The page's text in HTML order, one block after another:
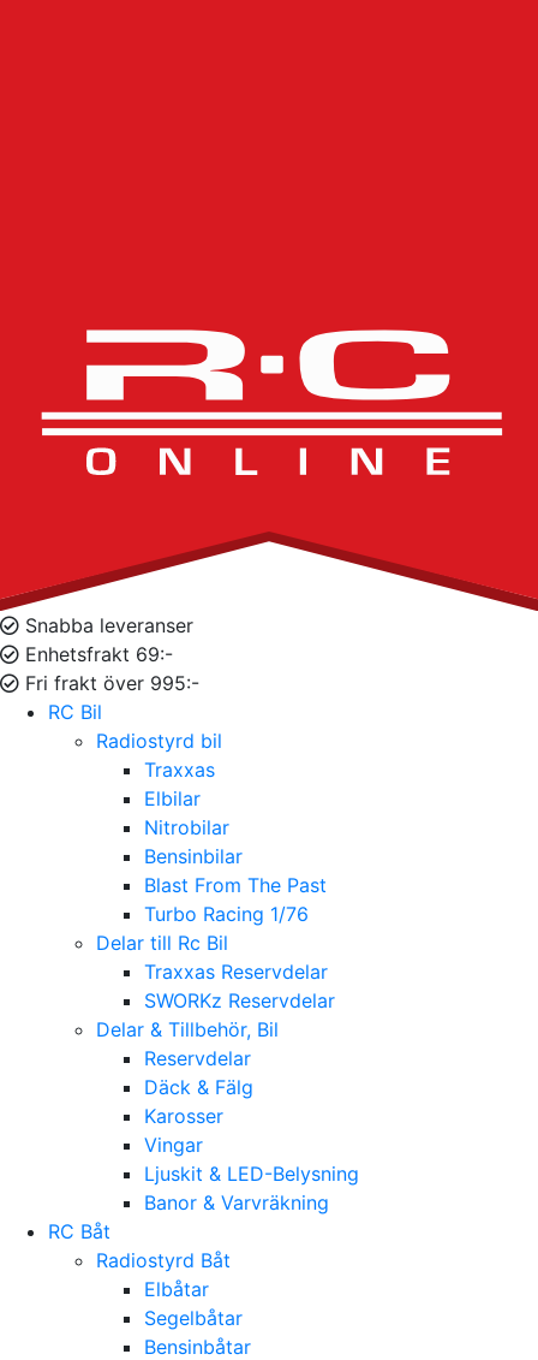
Snabba leveranser
Enhetsfrakt 69:-
Fri frakt över 995:-
RC Bil
Radiostyrd bil
Traxxas
Elbilar
Nitrobilar
Bensinbilar
Blast From The Past
Turbo Racing 1/76
Delar till Rc Bil
Traxxas Reservdelar
SWORKz Reservdelar
Delar & Tillbehör, Bil
Reservdelar
Däck & Fälg
Karosser
Vingar
Ljuskit & LED-Belysning
Banor & Varvräkning
RC Båt
Radiostyrd Båt
Elbåtar
Segelbåtar
Bensinbåtar